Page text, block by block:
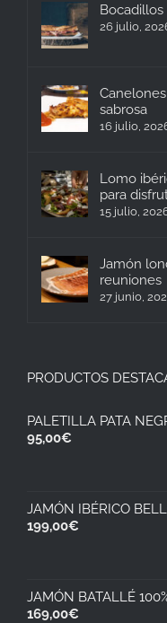
26 julio,
sabrosa
16 julio,
Lomo
para
15 julio,
Jamón
reuniones
27 junio,
PRODUCTOS
PALETILLA PATA
95,00€
JAMÓN IBÉRICO
199,00€
JAMÓN BATALLÉ
169,00€